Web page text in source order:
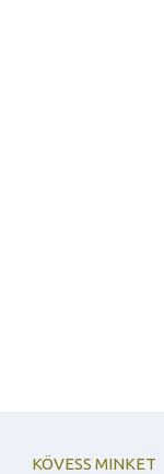
KÖVESS MINKET